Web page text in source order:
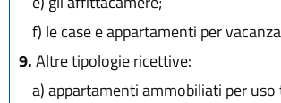
f) le case e appartamenti per
9.Altre tipologie ricettive:
a)appartamenti ammobiliati per